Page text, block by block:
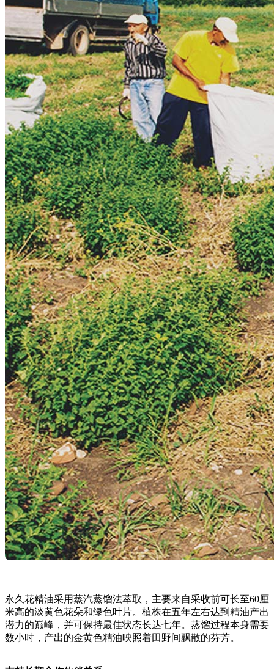
永久花精油采用蒸汽蒸馏法萃取，主要来自采收前可长至60厘
米高的淡黄色花朵和绿色叶片。植株在五年左右达到精油产出
潜力的巅峰，并可保持最佳状态长达七年。蒸馏过程本身需要
数小时，产出的金黄色精油映照着田野间飘散的芬芳。